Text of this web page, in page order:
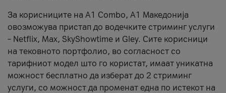
За корисниците на A1 Combo, А1 Македонија
овозможува пристап до водечките стриминг услуги
– Netflix, Max, SkyShowtime и Gley. Сите корисници
на тековното портфолио, во согласност со
тарифниот модел што го користат, имаат уникатна
можност бесплатно да изберат до 2 стриминг
услуги, со можност да променат една по истекот на